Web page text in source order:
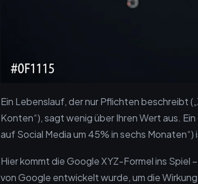
Ein Lebenslauf, der nur Pflichten beschreibt
Konten“), sagt wenig über Ihren Wert aus.
auf Social Media um 45% in sechs
Hier kommt die Google XYZ-Formel ins Spiel
von Google entwickelt wurde, um die